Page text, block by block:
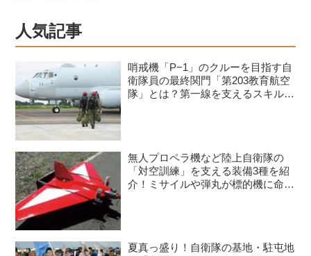
人気記事
哨戒機「P−1」のクルーを目指す自
衛隊員の最終関門「第203教育航空
隊」とは？第一線を支えるスキルを
無人プロペラ機など陸上自衛隊の
「対空訓練」を支える装備3種を紹
介！ミサイルや弾丸が標的機に命中
夏真っ盛り！自衛隊の基地・駐屯地